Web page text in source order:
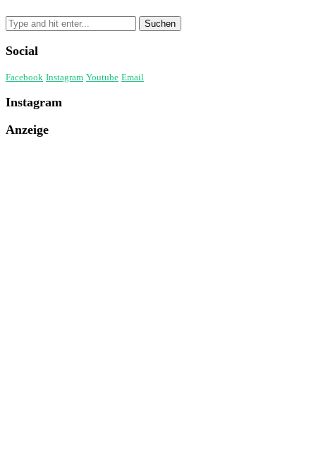
Social
Facebook Instagram Youtube Email
Instagram
Anzeige